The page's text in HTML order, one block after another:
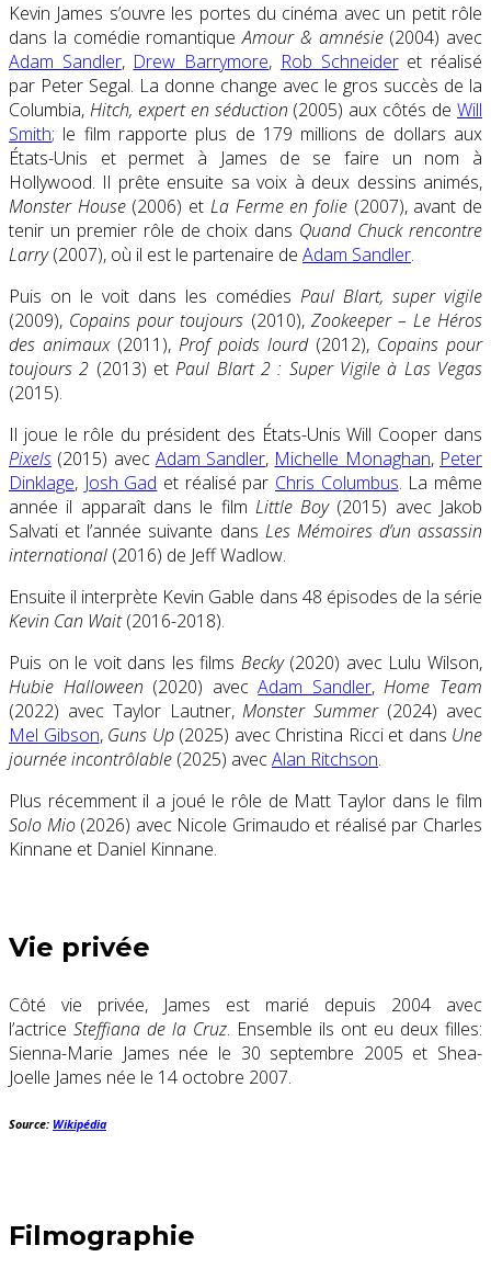
Kevin James s’ouvre les portes du cinéma avec un petit rôle
dans la comédie romantiqueAmour & amnésie(2004) avec
Adam Sandler, Drew Barrymore, Rob Schneideret réalisé
par Peter Segal. La donne change avec le gros succès de la
Columbia, Hitch, expert en séduction (2005) aux côtés deWill
Smith; le film rapporte plus de 179 millions de dollars aux
États-Unis et permet à James de se faire un nom à
Hollywood. Il prête ensuite sa voix à deux dessins animés,
Monster House(2006) et La Ferme en folie(2007), avant de
tenir un premier rôle de choix dans Quand Chuck rencontre
Larry(2007), où il est le partenaire de Adam Sandler.
Puis on le voit dans les comédies Paul Blart, super vigile
(2009), Copains pour toujours (2010), Zookeeper – Le Héros
des animaux(2011), Prof poids lourd(2012), Copains pour
toujours 2 (2013) etPaul Blart 2 : Super Vigile à Las Vegas
(2015).
Il joue le rôle du président des États-Unis Will Cooper dans
Pixels (2015) avec Adam Sandler, Michelle Monaghan, Peter
Dinklage, Josh Gad et réalisé par Chris Columbus. La même
année il apparaît dans le film Little Boy(2015) avec Jakob
Salvati et l’année suivante dans Les Mémoires d’un assassin
international (2016) de Jeff Wadlow.
Ensuite il interprète Kevin Gable dans 48 épisodes de la série
Kevin Can Wait(2016-2018).
Puis on le voit dans les films Becky(2020) avec Lulu Wilson,
Hubie Halloween (2020) avecAdam Sandler,Home Team
(2022) avec Taylor Lautner,Monster Summer(2024) avec
Mel Gibson, Guns Up(2025) avec Christina Ricci et dans Une
journée incontrôlable (2025) avecAlan Ritchson.
Plus récemment il a joué le rôle de Matt Taylor dans le film
Solo Mio(2026) avec Nicole Grimaudo et réalisé par Charles
Kinnane et Daniel Kinnane.
Vie privée
Côté vie privée, James est marié depuis 2004 avec
l’actrice Steffiana de la Cruz. Ensemble ils ont eu deux filles:
Sienna-Marie James née le 30 septembre 2005 et Shea-
Joelle James née le 14 octobre 2007.
Source: Wikipédia
Filmographie